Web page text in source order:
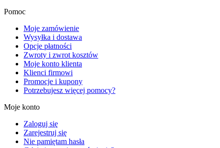
Pomoc
Moje zamówienie
Wysyłka i dostawa
Opcje płatności
Zwroty i zwrot kosztów
Moje konto klienta
Klienci firmowi
Promocje i kupony
Potrzebujesz więcej pomocy?
Moje konto
Zaloguj się
Zarejestruj się
Nie pamiętam hasła